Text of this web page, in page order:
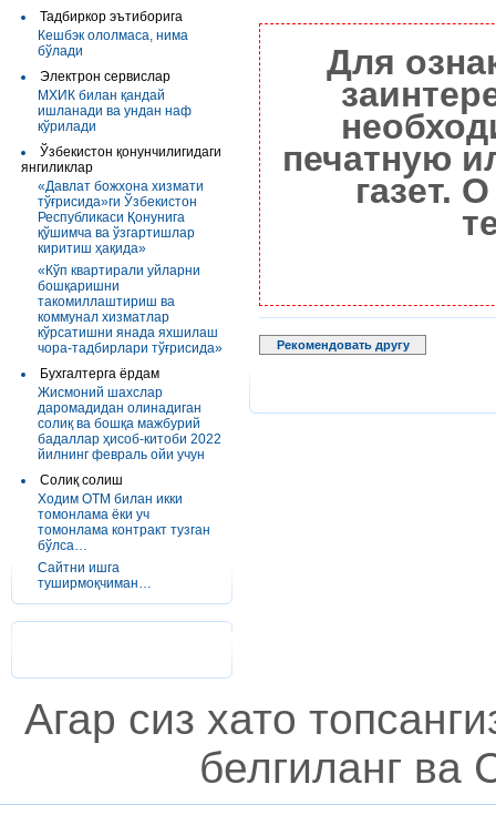
Тадбиркор эътиборига
Кешбэк ололмаса, нима
бўлади
Электрон сервислар
МХИК билан қандай
ишланади ва ундан наф
кўрилади
Ўзбекистон қонунчилигидаги
янгиликлар
«Давлат божхона хизмати
тўғрисида»ги Ўзбекистон
Республикаси Қонунига
қўшимча ва ўзгартишлар
киритиш ҳақида»
«Кўп квартирали уйларни
бошқаришни
такомиллаштириш ва
коммунал хизматлар
кўрсатишни янада яхшилаш
чора-тадбирлари тўғрисида»
Бухгалтерга ёрдам
Жисмоний шахслар
даромадидан олинадиган
солиқ ва бошқа мажбурий
бадаллар ҳисоб-китоби 2022
йилнинг февраль ойи учун
Солиқ солиш
Ходим ОТМ билан икки
томонлама ёки уч
томонлама контракт тузган
бўлса…
Сайтни ишга
туширмоқчиман…
Для
печатную
газет.
Рекомендовать другу
Агар сиз хато
белгиланг ва